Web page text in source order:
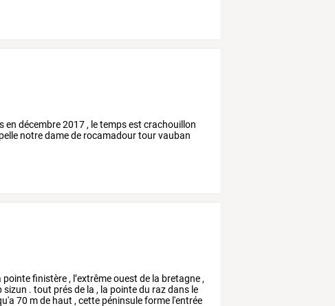
décembre 2017 , le temps est crachouillon
notre dame de rocamadour tour vauban
pointefinistère, l’extrêmeouest de la bretagne,
sizun . tout présde la , la pointedu razdans le
70 mde haut ,cette péninsuleforme l'entrée